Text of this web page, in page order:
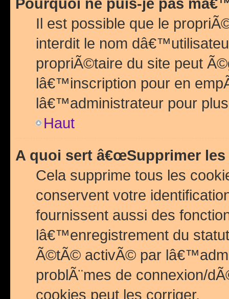
Il est possible que le
interdit le nom
propriÃ©taire du site peut
lâ€™inscription pour en
lâ€™administrateur pour
Haut
A quoi sert â€œSupprimer les
Cela supprime tous les
conservent votre
fournissent aussi des
lâ€™enregistrement du
Ã©tÃ© activÃ© par
problÃ¨mes de connexion/
cookies peut les corriger.